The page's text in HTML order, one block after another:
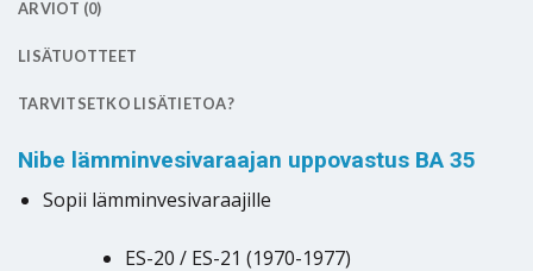
ARVIOT (0)
LISÄTUOTTEET
TARVITSETKO LISÄTIETOA?
Nibe lämminvesivaraajan uppovastus BA 35
Sopii lämminvesivaraajille
ES-20 / ES-21 (1970-1977)